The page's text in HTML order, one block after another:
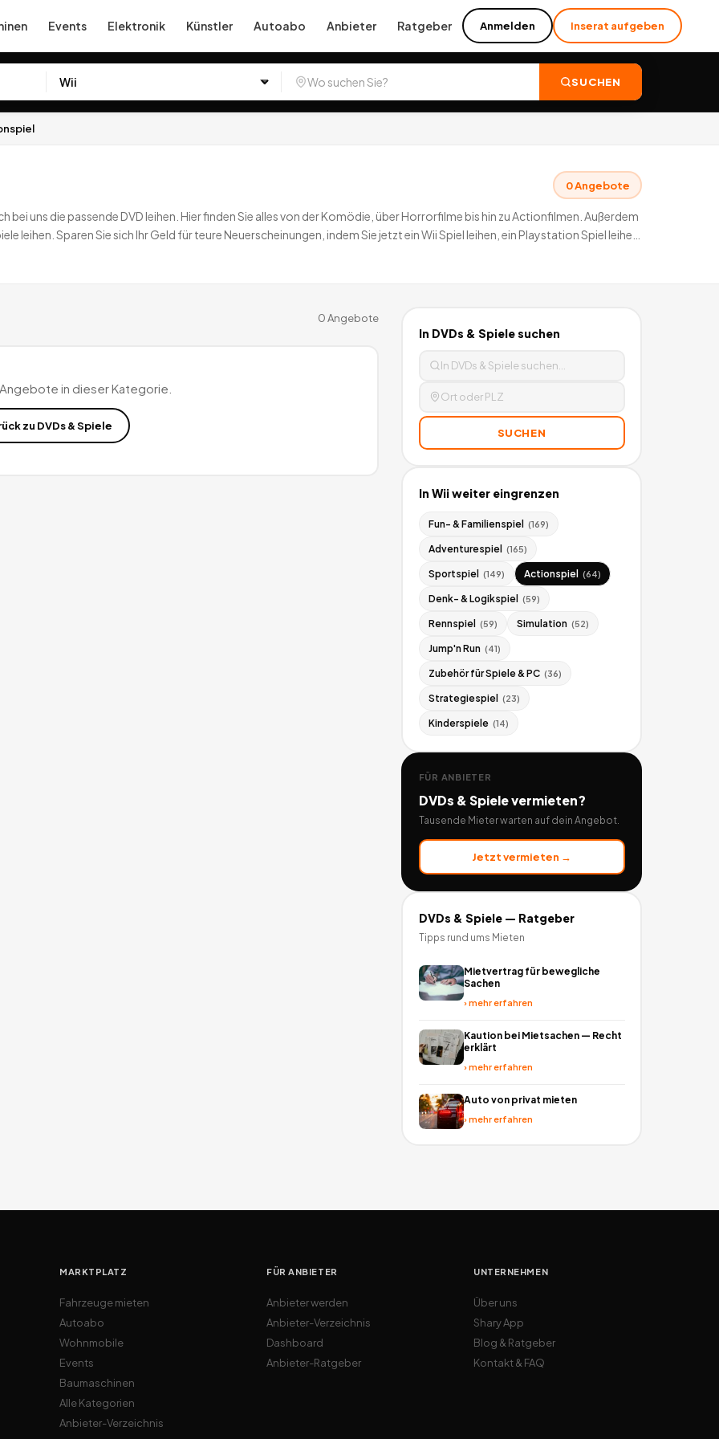
Events Elektronik Künstler Autoabo Anbieter Ratgeber Anmelden Inserat aufgeben
SUCHEN
0Angebote
bei uns die passende DVD leihen. Hier finden Sie alles von der Komödie, über Horrorfilme bis hin zu Actionfilmen. Außerdem
leihen. Sparen Sie sich Ihr Geld für teure Neuerscheinungen, indem Sie jetzt ein Wii Spiel leihen, ein Playstation Spiel leihen
0Angebote
in dieser Kategorie.
zu DVDs & Spiele
In DVDs & Spielesuchen
SUCHEN
In Wiiweiter eingrenzen
Fun- & Familienspiel (169)
Adventurespiel (165)
Sportspiel (149) Actionspiel (64)
Denk- & Logikspiel (59)
Rennspiel (59) Simulation (52)
Jump'n Run (41)
Zubehör für Spiele & PC (36)
Strategiespiel (23)
Kinderspiele (14)
FÜR ANBIETER
DVDs & Spielevermieten?
Tausende Mieter warten auf dein Angebot.
Jetzt vermieten →
DVDs & Spiele— Ratgeber
Tipps rund ums Mieten
Mietvertrag für bewegliche
Sachen
›mehr erfahren
Kaution bei Mietsachen — Recht
erklärt
›mehr erfahren
Auto von privat mieten
›mehr erfahren
MARKTPLATZ
Fahrzeuge mieten
Autoabo
Wohnmobile
Events
Baumaschinen
Alle Kategorien
Anbieter-Verzeichnis
FÜR ANBIETER
Anbieter werden
Anbieter-Verzeichnis
Dashboard
Anbieter-Ratgeber
UNTERNEHMEN
Über uns
Shary App
Blog & Ratgeber
Kontakt & FAQ